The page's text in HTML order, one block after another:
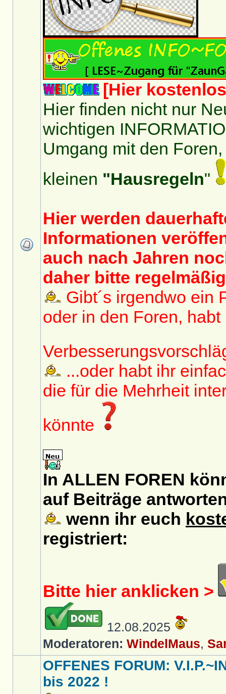
[Hier
Hier finden nicht nur
wichtigen
Umgang mit den
kleinen "Hausregeln"
Hier werden
Informationen
auch nach Jahren
daher bitte
Gibt´s irgendwo ein
oder in den Foren, habt
...oder habt ihr
die für die Mehrheit
könnte
In ALLEN FOREN
auf Beiträge
wenn ihr euch
registriert:
Bitte hier anklicken >
12.08.2025
Moderatoren: WindelMaus,
OFFENES FORUM:
bis 2022 !